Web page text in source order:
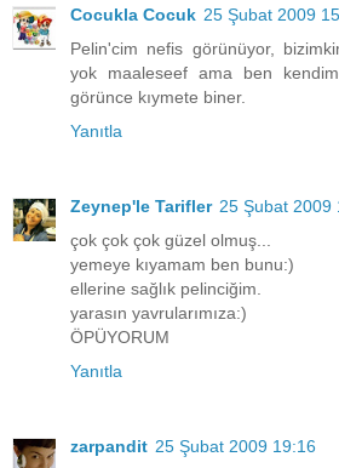
Cocukla Cocuk 25 Şubat 2009
Pelin'cim nefis görünüyor,
yok maaleseef ama ben
görünce kıymete biner.
Yanıtla
Zeynep'le Tarifler 25 Şubat 2009
çok çok çok güzel olmuş...
yemeye kıyamam ben bunu:)
ellerine sağlık pelinciğim.
yarasın yavrularımıza:)
ÖPÜYORUM
Yanıtla
zarpandit 25 Şubat 2009 19:16